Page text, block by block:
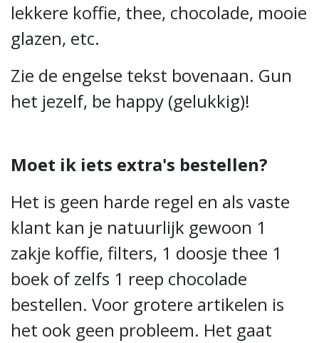
lekkere koffie, thee, chocolade, mooie
glazen, etc.
Zie de engelse tekst bovenaan. Gun
het jezelf, be happy (gelukkig)!
Moet ik iets extra's bestellen?
Het is geen harde regel en als vaste
klant kan je natuurlijk gewoon 1
zakje koffie, filters, 1 doosje thee 1
boek of zelfs 1 reep chocolade
bestellen. Voor grotere artikelen is
het ook geen probleem. Het gaat